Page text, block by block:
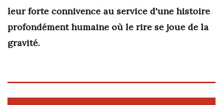
leur forte connivence au service d'une histoire
profondément humaine où le rire se joue de la
gravité.